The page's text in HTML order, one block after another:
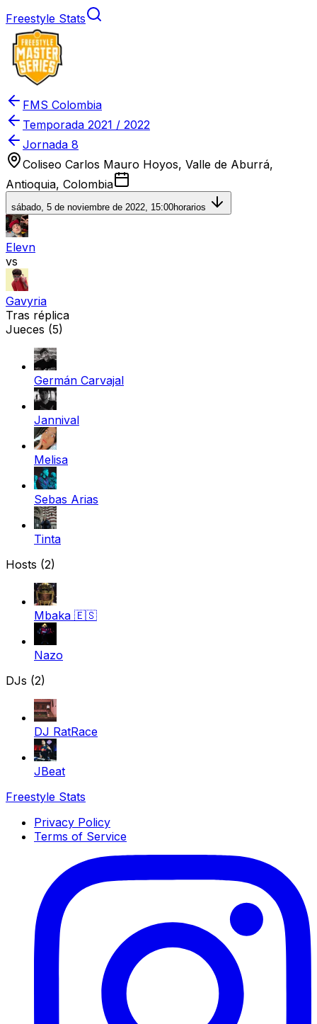
Freestyle Stats
FMS Colombia
Temporada 2021 / 2022
Jornada 8
Coliseo Carlos Mauro Hoyos, Valle de Aburrá,
Antioquia, Colombia
sábado, 5 de noviembre de 2022, 15:00horarios
Elevn
vs
Gavyria
Tras réplica
Jueces (5)
Germán Carvajal
Jannival
Melisa
Sebas Arias
Tinta
Hosts (2)
Mbaka 🇪🇸
Nazo
DJs (2)
DJ RatRace
JBeat
Freestyle Stats
Privacy Policy
Terms of Service